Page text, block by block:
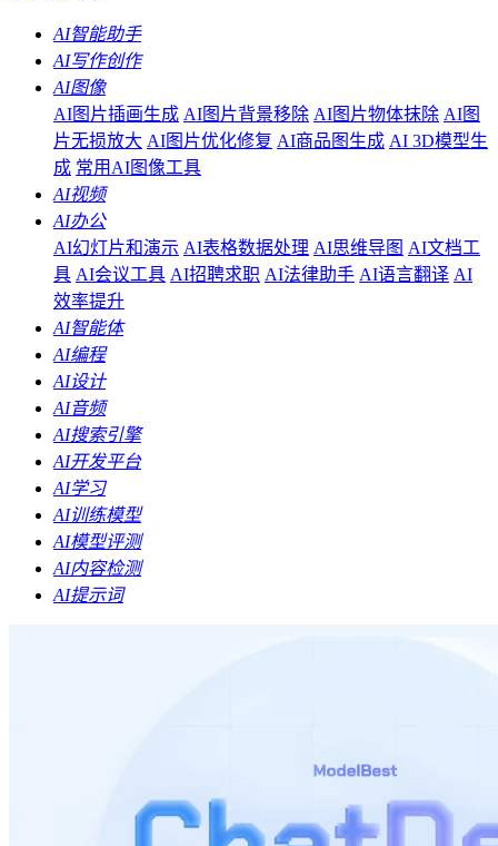
AI智能助手
AI写作创作
AI图像
AI图片插画生成 AI图片背景移除 AI图片物体抹除 AI图
片无损放大 AI图片优化修复 AI商品图生成 AI 3D模型生
成 常用AI图像工具
AI视频
AI办公
AI幻灯片和演示 AI表格数据处理 AI思维导图 AI文档工
具 AI会议工具 AI招聘求职 AI法律助手 AI语言翻译 AI
效率提升
AI智能体
AI编程
AI设计
AI音频
AI搜索引擎
AI开发平台
AI学习
AI训练模型
AI模型评测
AI内容检测
AI提示词